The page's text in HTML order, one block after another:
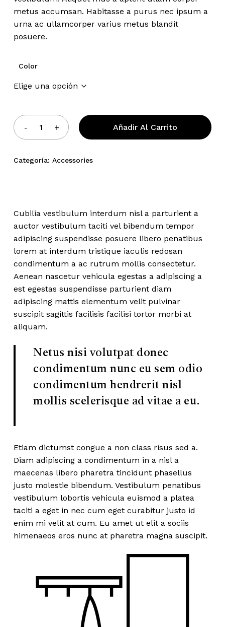
metus accumsan. Habitasse a purus nec ipsum a
urna ac ullamcorper varius metus blandit
posuere.
Color
Añadir Al Carrito
Categoría: Accessories
Cubilia vestibulum interdum nisl a parturient a
auctor vestibulum taciti vel bibendum tempor
adipiscing suspendisse posuere libero penatibus
lorem at interdum tristique iaculis redosan
condimentum a ac rutrum mollis consectetur.
Aenean nascetur vehicula egestas a adipiscing a
est egestas suspendisse parturient diam
adipiscing mattis elementum velit pulvinar
suscipit sagittis facilisis facilisi tortor morbi at
aliquam.
Netus nisi volutpat donec
condimentum nunc eu sem odio
condimentum hendrerit nisl
mollis scelerisque ad vitae a eu.
Etiam dictumst congue a non class risus sed a.
Diam adipiscing a condimentum in a nisl a
maecenas libero pharetra tincidunt phasellus
justo molestie bibendum. Vestibulum penatibus
vestibulum lobortis vehicula euismod a platea
taciti a eget in nec cum eget curabitur justo id
enim mi velit at cum. Eu amet ut elit a sociis
himenaeos eros nunc at pharetra magna suscipit.